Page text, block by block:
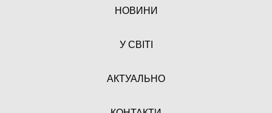
НОВИНИ
У СВІТІ
АКТУАЛЬНО